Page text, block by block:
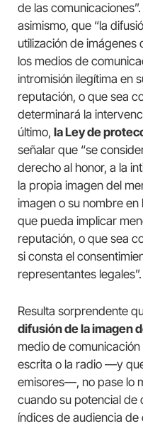
de las
asimismo, que “la
utilización de imágenes
los medios de
intromisión ilegítima en
reputación, o que sea
determinará la
último, la Ley de
señalar que “se
derecho al honor, a la
la propia imagen del
imagen o su nombre
que pueda implicar
reputación, o que sea
si consta el
representantes legales”.
Resulta sorprendente
difusión de la imagen
medio de
escrita o la radio —y
emisores—, no pase lo
cuando su potencial de
índices de audiencia